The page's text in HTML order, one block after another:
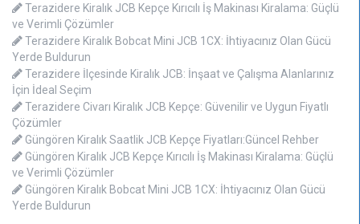
Terazidere Kiralık JCB Kepçe Kırıcılı İş Makinası Kiralama: Güçlü
ve Verimli Çözümler
Terazidere Kiralık Bobcat Mini JCB 1CX: İhtiyacınız Olan Gücü
Yerde Buldurun
Terazidere İlçesinde Kiralık JCB: İnşaat ve Çalışma Alanlarınız
İçin İdeal Seçim
Terazidere Civarı Kiralık JCB Kepçe: Güvenilir ve Uygun Fiyatlı
Çözümler
Güngören Kiralık Saatlik JCB Kepçe Fiyatları:Güncel Rehber
Güngören Kiralık JCB Kepçe Kırıcılı İş Makinası Kiralama: Güçlü
ve Verimli Çözümler
Güngören Kiralık Bobcat Mini JCB 1CX: İhtiyacınız Olan Gücü
Yerde Buldurun